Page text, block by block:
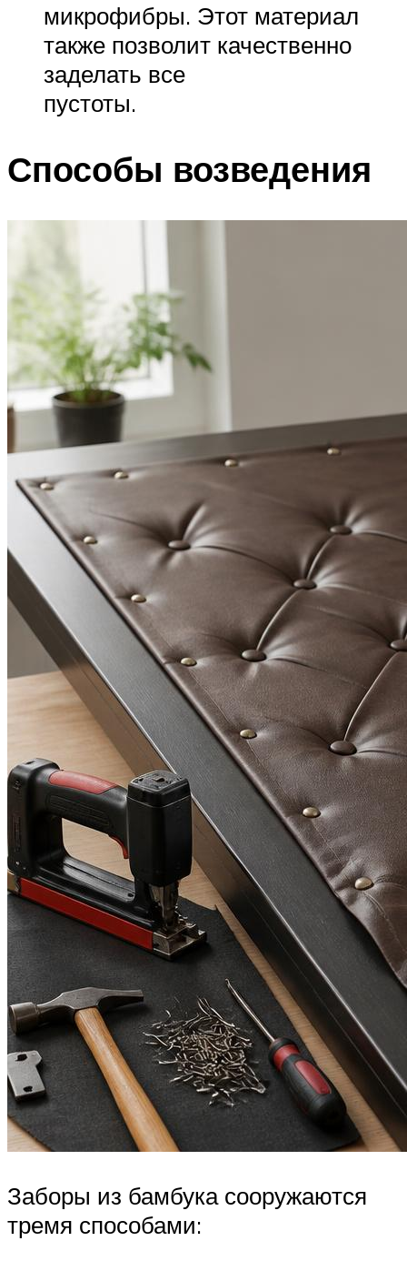
микрофибры. Этот материал
также позволит качественно
заделать все
Способы возведения
Заборы из бамбука сооружаются
тремя способами: